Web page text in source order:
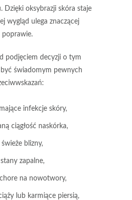
Dzięki oksybrazji skóra staje
wygląd ulega znaczącej
poprawie.
podjęciem decyzji o tym
świadomym pewnych
infekcje skóry,
ciągłość naskórka,
świeże blizny,
stany zapalne,
na nowotwory,
lub karmiące piersią,